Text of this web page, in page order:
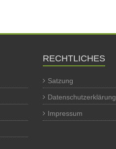
RECHTLICHES
Satzung
Datenschutzerklärung
Impressum